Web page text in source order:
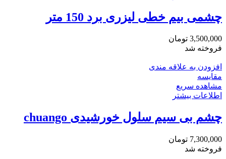
چشمی بیم خطی لیزری برد 150 متر
3,500,000 تومان
فروخته شد
افزودن به علاقه مندی
مقایسه
مشاهده سریع
اطلاعات بیشتر
چشم بی سیم سلول خورشیدی chuango
7,300,000 تومان
فروخته شد